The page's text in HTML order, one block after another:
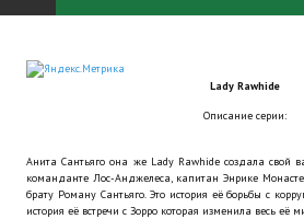
Русская биржа
Lady Rawhide
Описание серии:
Анита Сантьяго она же Lady Rawhide создала свой
команданте Лос-Анджелеса, капитан Энрике
брату Роману Сантьяго. Это история её борьбы с
история её встречи с Зорро которая изменила весь её